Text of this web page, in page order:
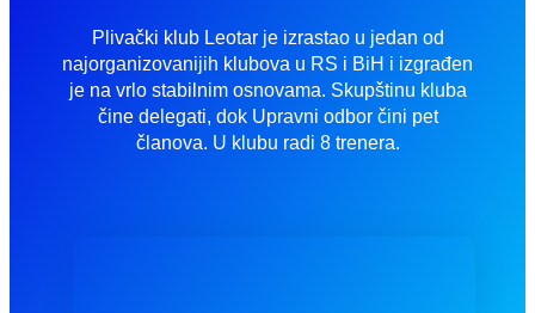
Plivački klub Leotar je izrastao u jedan od
najorganizovanijih klubova u RS i BiH i izgrađen
je na vrlo stabilnim osnovama. Skupštinu kluba
čine delegati, dok Upravni odbor čini pet
članova. U klubu radi 8 trenera.